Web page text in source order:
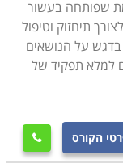
דולר, וכל סריקה שלה
אשר מחזיקים
מירבית, לעתים
בלאי מהיר יותר
פעילות באותו
המפעיל
לה, מהלך
שפותחה בעשור
תיחזוק וטיפול
על הנושאים
למלא תפקיד של
הקורס 